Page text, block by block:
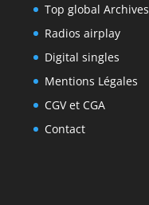
Top global Archives
Radios airplay
Digital singles
Mentions Légales
CGV et CGA
Contact